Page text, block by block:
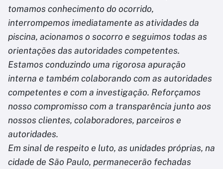
tomamos conhecimento do ocorrido,
interrompemos imediatamente as atividades da
piscina, acionamos o socorro e seguimos todas as
orientações das autoridades competentes.
Estamos conduzindo uma rigorosa apuração
interna e também colaborando com as autoridades
competentes e com a investigação. Reforçamos
nosso compromisso com a transparência junto aos
nossos clientes, colaboradores, parceiros e
autoridades.
Em sinal de respeito e luto, as unidades próprias, na
cidade de São Paulo, permanecerão fechadas